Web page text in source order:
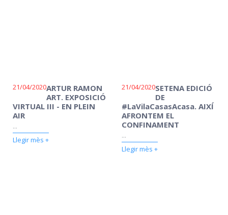
21/04/2020ARTUR RAMON
ART. EXPOSICIÓ
VIRTUAL III - EN PLEIN
AIR
...
Llegir mès +
21/04/2020SETENA EDICIÓ
DE
#LaVilaCasasAcasa. AIXÍ
AFRONTEM EL
CONFINAMENT
...
Llegir mès +